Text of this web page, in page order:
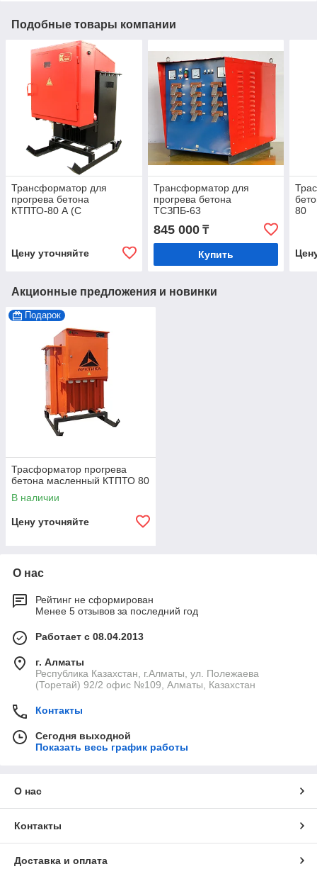
Подобные товары компании
Трансформатор для
прогрева бетона
КТПТО-80 А (С
Цену уточняйте
Трансформатор для
прогрева бетона
ТСЗПБ-63
845 000₸
Купить
80
Акционные предложения и новинки
Подарок
Трасформатор прогрева
бетона масленный КТПТО 80
В наличии
Цену уточняйте
О нас
Рейтинг не сформирован
Менее 5 отзывов за последний год
Работает с 08.04.2013
г. Алматы
Республика Казахстан, г.Алматы, ул. Полежаева
(Торетай) 92/2 офис №109, Алматы, Казахстан
Контакты
Сегодня выходной
Показать весь график работы
О нас
Контакты
Доставка и оплата